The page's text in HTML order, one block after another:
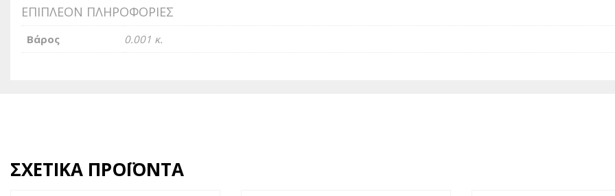
ΕΠΙΠΛΈΟΝ ΠΛΗΡΟΦΟΡΊΕΣ
Βάρος 0.001 κ.
ΣΧΕΤΙΚΆ ΠΡΟΪΌΝΤΑ